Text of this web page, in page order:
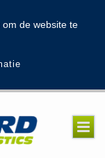
de website te